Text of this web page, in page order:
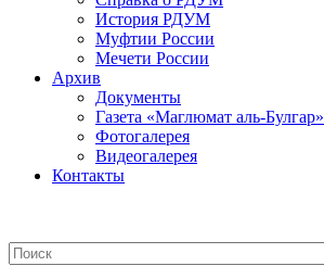
История РДУМ
Муфтии России
Мечети России
Архив
Документы
Газета «Маглюмат аль-Булгар»
Фотогалерея
Видеогалерея
Контакты